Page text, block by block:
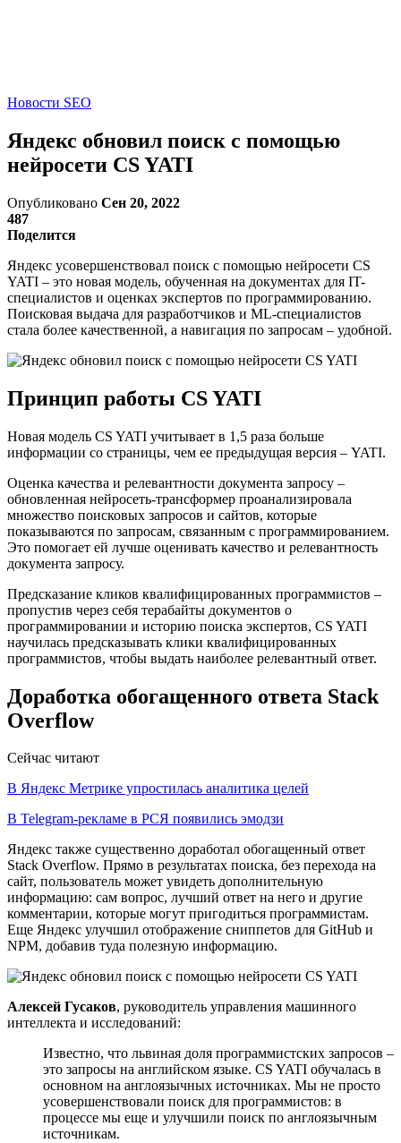
Новости SEO
Яндекс обновил поиск с помощью
нейросети CS YATI
Опубликовано Сен 20, 2022
487
Поделится
Яндекс усовершенствовал поиск с помощью нейросети CS
YATI – это новая модель, обученная на документах для IT-
специалистов и оценках экспертов по программированию.
Поисковая выдача для разработчиков и ML-специалистов
стала более качественной, а навигация по запросам – удобной.
Принцип работы CS YATI
Новая модель CS YATI учитывает в 1,5 раза больше
информации со страницы, чем ее предыдущая версия – YATI.
Оценка качества и релевантности документа запросу –
обновленная нейросеть-трансформер проанализировала
множество поисковых запросов и сайтов, которые
показываются по запросам, связанным с программированием.
Это помогает ей лучше оценивать качество и релевантность
документа запросу.
Предсказание кликов квалифицированных программистов –
пропустив через себя терабайты документов о
программировании и историю поиска экспертов, CS YATI
научилась предсказывать клики квалифицированных
программистов, чтобы выдать наиболее релевантный ответ.
Доработка обогащенного ответа Stack
Overflow
Сейчас читают
В Яндекс Метрике упростилась аналитика целей
В Telegram-рекламе в РСЯ появились эмодзи
Яндекс также существенно доработал обогащенный ответ
Stack Overflow. Прямо в результатах поиска, без перехода на
сайт, пользователь может увидеть дополнительную
информацию: сам вопрос, лучший ответ на него и другие
комментарии, которые могут пригодиться программистам.
Еще Яндекс улучшил отображение сниппетов для GitHub и
NPM, добавив туда полезную информацию.
Алексей Гусаков, руководитель управления машинного
интеллекта и исследований:
Известно, что львиная доля программистских запросов –
это запросы на английском языке. CS YATI обучалась в
основном на англоязычных источниках. Мы не просто
усовершенствовали поиск для программистов: в
процессе мы еще и улучшили поиск по англоязычным
источникам.